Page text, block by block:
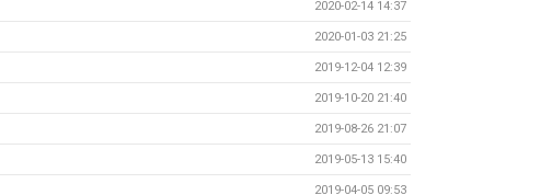
2020-02-14 14:37
2020-01-03 21:25
2019-12-04 12:39
2019-10-20 21:40
2019-08-26 21:07
2019-05-13 15:40
2019-04-05 09:53